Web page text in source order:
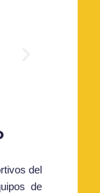
del
de